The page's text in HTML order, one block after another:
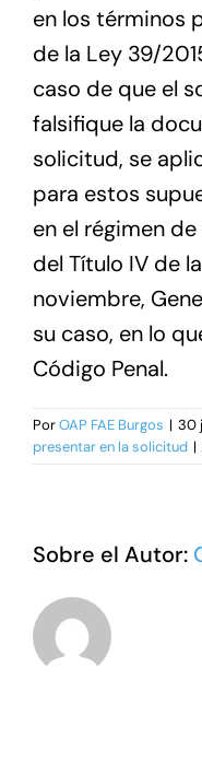
en los términos
de la Ley 39/
caso de que el
falsifique la
solicitud, se
para estos
en el régimen
del Título IV de
noviembre,
su caso, en lo
Código Penal.
PorOAP FAE Burgos | 30
presentar en la solicitud |
Sobre el Autor: